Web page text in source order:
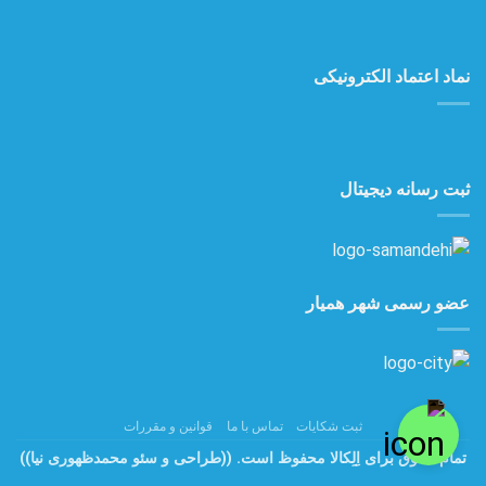
نماد اعتماد الکترونیکی
ثبت رسانه دیجیتال
عضو رسمی شهر همیار
ثبت شکایات تماس با ما قوانین و مقررات
تمام حقوق برای اِلِکالا محفوظ است. ((طراحی و سئو محمدظهوری نیا))